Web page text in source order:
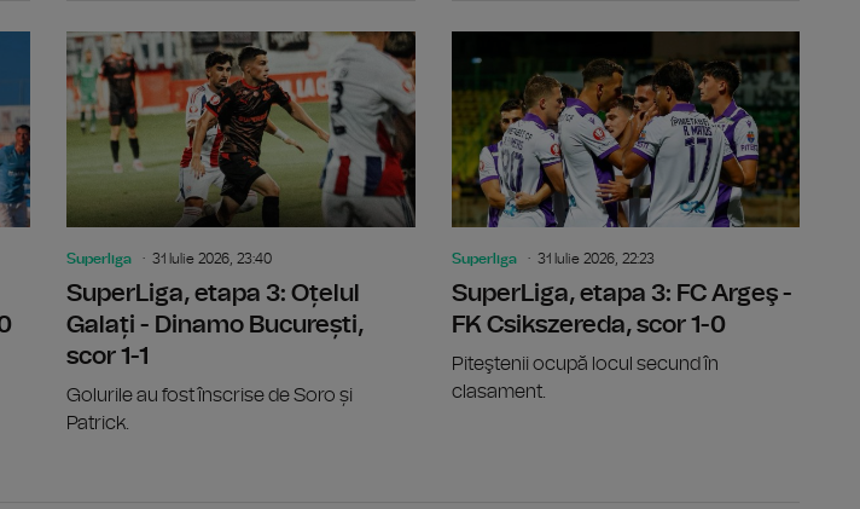
Superliga 31 Iulie 2026, 23:40
SuperLiga, etapa 3: Oțelul
Galați - Dinamo București,
scor 1-1
Golurile au fost înscrise de Soro și
Patrick.
Superliga 31 Iulie 2026, 22:23
SuperLiga, etapa 3: FC Argeş -
FK Csikszereda, scor 1-0
Piteştenii ocupă locul secund în
clasament.